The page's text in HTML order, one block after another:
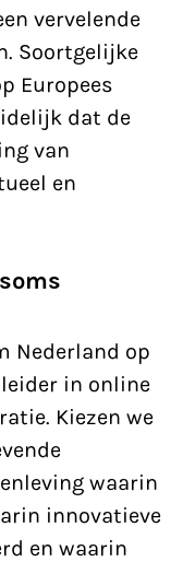
vervelende
Soortgelijke
Europees
dat de
van
en
Nederland op
in online
Kiezen we
waarin
innovatieve
en waarin